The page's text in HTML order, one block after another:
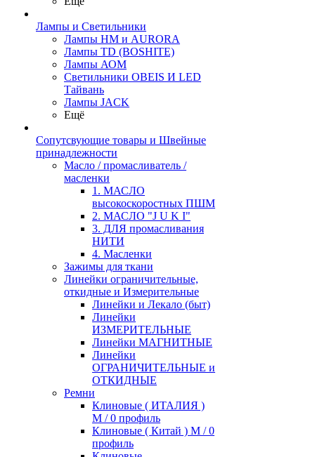
Лампы и Светильники
Лампы HM и AURORA
Лампы TD (BOSHITE)
Лампы АОМ
Светильники OBEIS И LED
Тайвань
Лампы JACK
Ещё
Сопутсвующие товары и Швейные
принадлежности
Масло / промасливатель /
масленки
1. МАСЛО
высокоскоростных ПШМ
2. МАСЛО "J U K I"
3. ДЛЯ промасливания
НИТИ
4. Масленки
Зажимы для ткани
Линейки ограничительные,
откидные и Измерительные
Линейки и Лекало (быт)
Линейки
ИЗМЕРИТЕЛЬНЫЕ
Линейки МАГНИТНЫЕ
Линейки
ОГРАНИЧИТЕЛЬНЫЕ и
ОТКИДНЫЕ
Ремни
Клиновые ( ИТАЛИЯ )
М / 0 профиль
Клиновые ( Китай ) М / 0
профиль